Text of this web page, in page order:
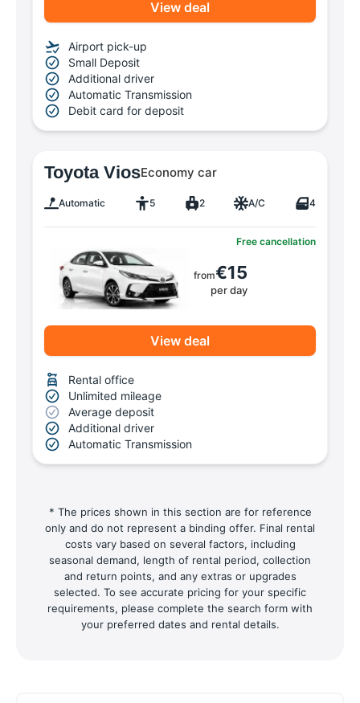
View deal
Airport pick-up
Small Deposit
Additional driver
Automatic Transmission
Debit card for deposit
Toyota ViosEconomy car
Automatic 5 2 A/C 4
Free cancellation
from€15
per day
View deal
Rental office
Unlimited mileage
Average deposit
Additional driver
Automatic Transmission
* The prices shown in this section are for reference
only and do not represent a binding offer. Final rental
costs vary based on several factors, including
seasonal demand, length of rental period, collection
and return points, and any extras or upgrades
selected. To see accurate pricing for your specific
requirements, please complete the search form with
your preferred dates and rental details.